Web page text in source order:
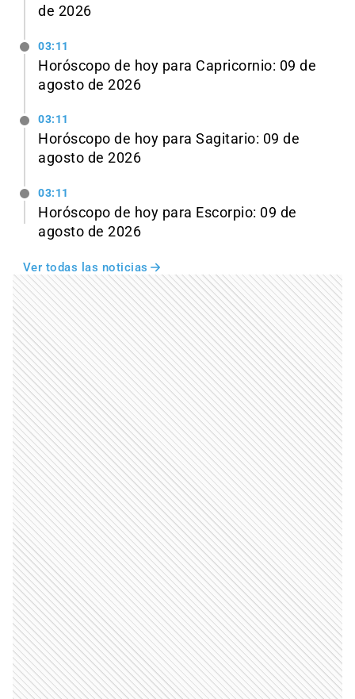
de 2026
03:11
Horóscopo de hoy para Capricornio: 09 de
agosto de 2026
03:11
Horóscopo de hoy para Sagitario: 09 de
agosto de 2026
03:11
Horóscopo de hoy para Escorpio: 09 de
agosto de 2026
Ver todas las noticias